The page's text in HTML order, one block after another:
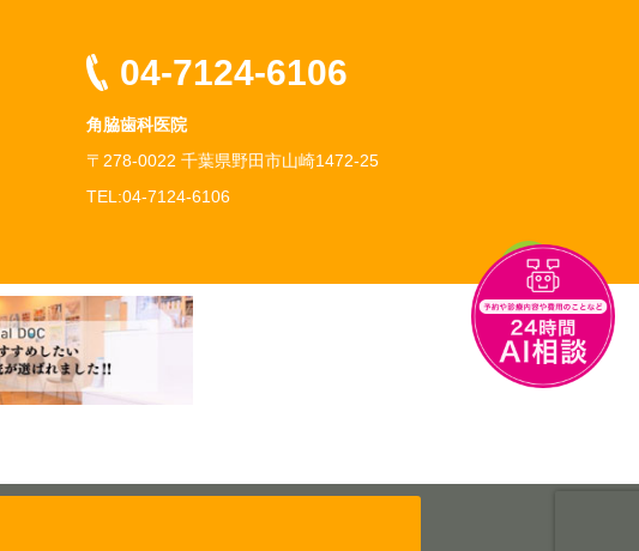
04-7124-6106
角脇歯科医院
〒278-0022 千葉県野田市山崎1472-25
TEL:04-7124-6106